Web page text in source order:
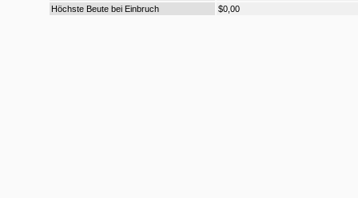
Höchste Beute bei Einbruch
$0,00